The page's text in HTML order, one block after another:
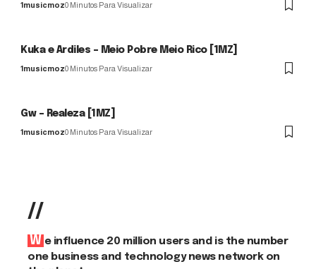
1musicmoz0 Minutos Para Visualizar
Kuka e Ardiles – Meio Pobre Meio Rico [1MZ]
1musicmoz0 Minutos Para Visualizar
Gw – Realeza [1MZ]
1musicmoz0 Minutos Para Visualizar
//
We influence 20 million users and is the number
one business and technology news network on